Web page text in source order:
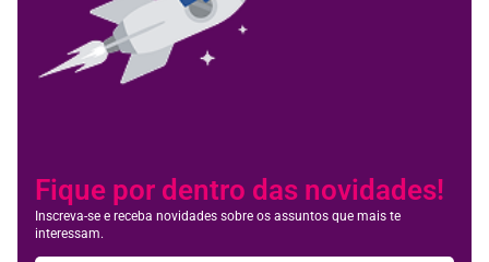
Fique por dentro das novidades!
Inscreva-se e receba novidades sobre os assuntos que mais te
interessam.